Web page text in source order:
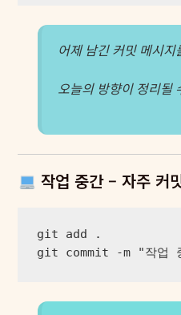
어제 남긴 커밋 메시
오늘의 방향이 정리될
작업 중간 – 자주 커
git add .
git commit -m "작업